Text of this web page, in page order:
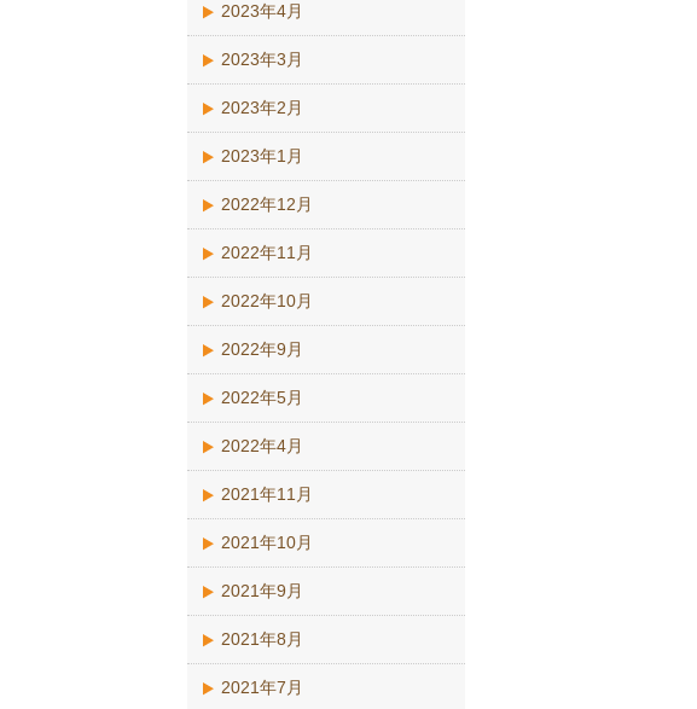
2023年4月
2023年3月
2023年2月
2023年1月
2022年12月
2022年11月
2022年10月
2022年9月
2022年5月
2022年4月
2021年11月
2021年10月
2021年9月
2021年8月
2021年7月